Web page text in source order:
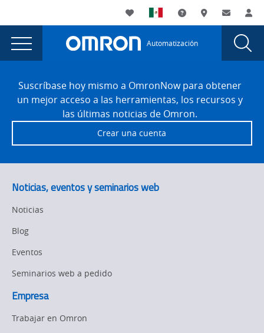
currently
viewing
the
Advances
PMAC
Platform
Continue
to
Unique
Challenges
Users
page.
Utility
Navigation
My List Soporte DóndeContacto
Main
Navigation
Automatización
Omron
Advances
PMAC
Platform
to
Continue
to
Solve
Unique
Challenges
for
Users
FooterSuscríbase hoy mismo a OmronNow para obtener
un mejor acceso a las herramientas, los recursos y
las últimas noticias de Omron.
Crear una cuenta
Noticias, eventos y seminarios web
Noticias
Blog
Eventos
Seminarios web a pedido
Empresa
Trabajar en Omron